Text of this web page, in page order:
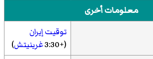
معلومات أخرى
توقيت إيران
(+3:30
غرينيتش)